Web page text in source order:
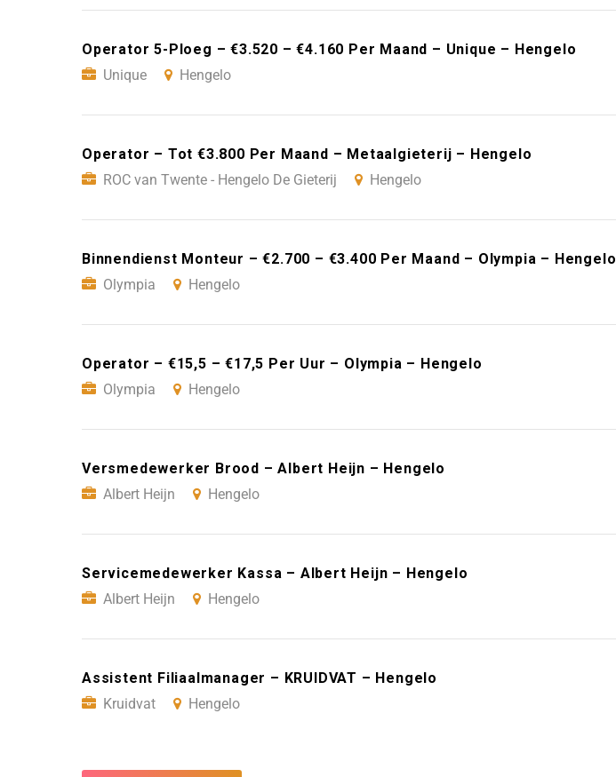
Operator 5-Ploeg – €3.520 – €4.160 Per Maand – Unique – Hengelo
Unique
Hengelo
Operator – Tot €3.800 Per Maand – Metaalgieterij – Hengelo
ROC van Twente - Hengelo De Gieterij
Hengelo
Binnendienst Monteur – €2.700 – €3.400 Per Maand – Olympia – Hengelo
Olympia
Hengelo
Operator – €15,5 – €17,5 Per Uur – Olympia – Hengelo
Olympia
Hengelo
Versmedewerker Brood – Albert Heijn – Hengelo
Albert Heijn
Hengelo
Servicemedewerker Kassa – Albert Heijn – Hengelo
Albert Heijn
Hengelo
Assistent Filiaalmanager – KRUIDVAT – Hengelo
Kruidvat
Hengelo